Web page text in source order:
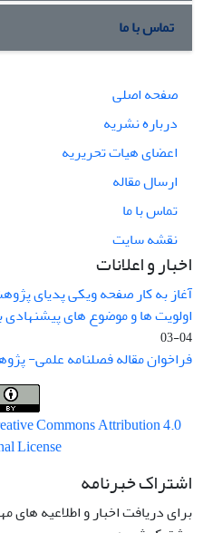
تماس با ما
صفحه اصلی
درباره نشریه
اعضای هیات تحریریه
ارسال مقاله
تماس با ما
نقشه سایت
اخبار و اعلانات
آغاز به کار صفحه ویکی پدیای
اولویت ها و موضوع های
04-03
فراخوان مقاله فصلنامه علمی-
Commons Attribution 4.0
License
اشتراک خبرنامه
برای دریافت اخبار و اطلاعیه